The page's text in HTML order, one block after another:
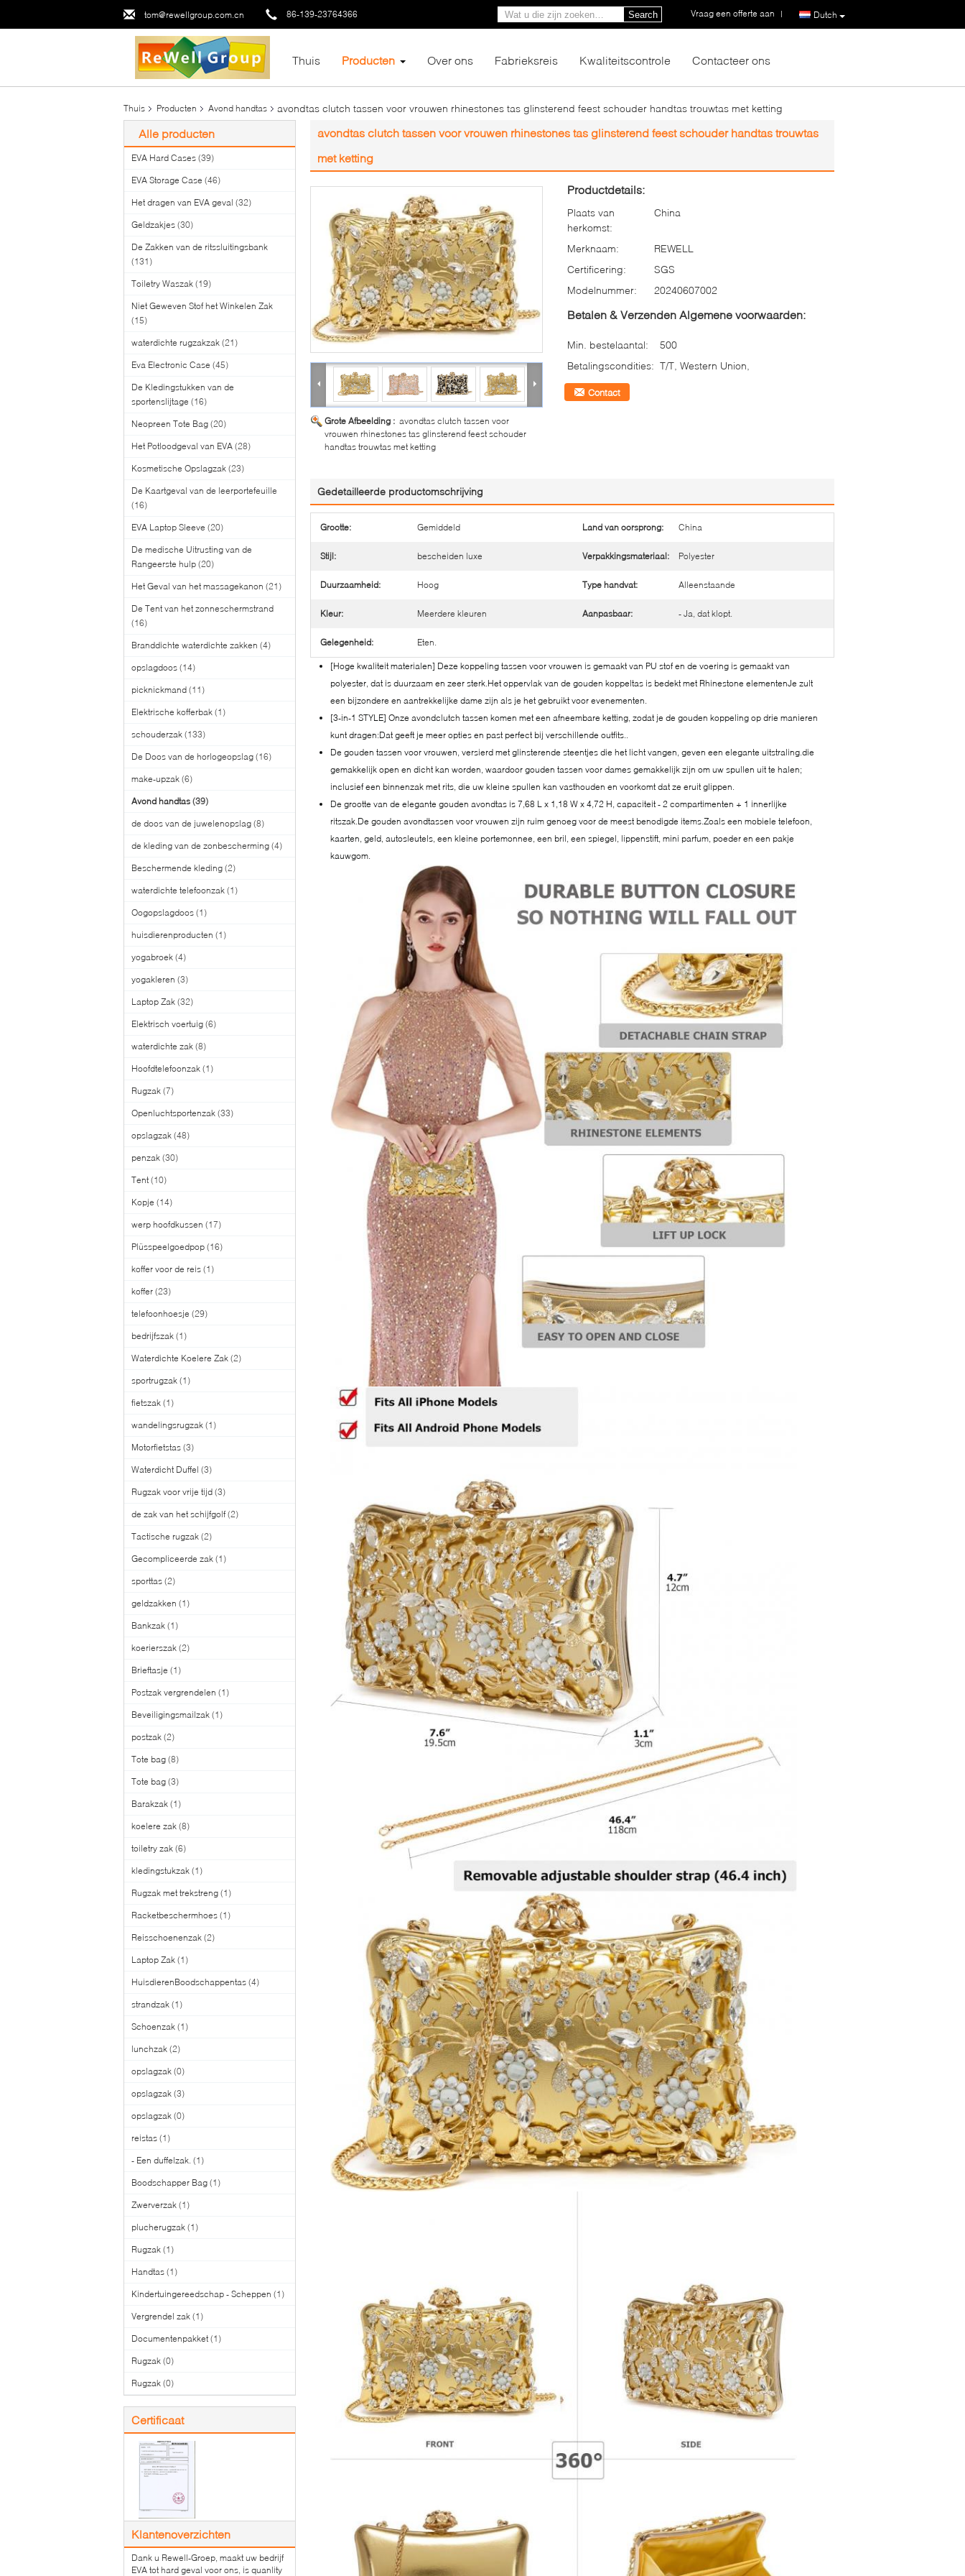
tom@rewellgroup.com.cn 86-139-23764366 Dutch
Vraag een offerte aan |
Search
Thuis Producten Over ons Fabrieksreis Kwaliteitscontrole Contacteer ons
Thuis Producten Avond handtas avondtas clutch tassen voor vrouwen rhinestones tas glinsterend feest schouder handtas trouwtas met ketting
Alle producten
EVA Hard Cases (39)
EVA Storage Case (46)
Het dragen van EVA geval (32)
Geldzakjes (30)
De Zakken van de ritssluitingsbank
(131)
Toiletry Waszak (19)
Niet Geweven Stof het Winkelen Zak
(15)
waterdichte rugzakzak (21)
Eva Electronic Case (45)
De Kledingstukken van de
sportenslijtage (16)
Neopreen Tote Bag (20)
Het Potloodgeval van EVA (28)
Kosmetische Opslagzak (23)
De Kaartgeval van de leerportefeuille
(16)
EVA Laptop Sleeve (20)
De medische Uitrusting van de
Rangeerste hulp (20)
Het Geval van het massagekanon (21)
De Tent van het zonneschermstrand
(16)
Branddichte waterdichte zakken (4)
opslagdoos (14)
picknickmand (11)
Elektrische kofferbak (1)
schouderzak (133)
De Doos van de horlogeopslag (16)
make-upzak (6)
Avond handtas (39)
de doos van de juwelenopslag (8)
de kleding van de zonbescherming (4)
Beschermende kleding (2)
waterdichte telefoonzak (1)
Oogopslagdoos (1)
huisdierenproducten (1)
yogabroek (4)
yogakleren (3)
Laptop Zak (32)
Elektrisch voertuig (6)
waterdichte zak (8)
Hoofdtelefoonzak (1)
Rugzak (7)
Openluchtsportenzak (33)
opslagzak (48)
penzak (30)
Tent (10)
Kopje (14)
werp hoofdkussen (17)
Plüsspeelgoedpop (16)
koffer voor de reis (1)
koffer (23)
telefoonhoesje (29)
bedrijfszak (1)
Waterdichte Koelere Zak (2)
sportrugzak (1)
fietszak (1)
wandelingsrugzak (1)
Motorfietstas (3)
Waterdicht Duffel (3)
Rugzak voor vrije tijd (3)
de zak van het schijfgolf (2)
Tactische rugzak (2)
Gecompliceerde zak (1)
sporttas (2)
geldzakken (1)
Bankzak (1)
koerierszak (2)
Brieftasje (1)
Postzak vergrendelen (1)
Beveiligingsmailzak (1)
postzak (2)
Tote bag (8)
Tote bag (3)
Barakzak (1)
koelere zak (8)
toiletry zak (6)
kledingstukzak (1)
Rugzak met trekstreng (1)
Racketbeschermhoes (1)
Reisschoenenzak (2)
Laptop Zak (1)
HuisdierenBoodschappentas (4)
strandzak (1)
Schoenzak (1)
lunchzak (2)
opslagzak (0)
opslagzak (3)
opslagzak (0)
reistas (1)
- Een duffelzak. (1)
Boodschapper Bag (1)
Zwerverzak (1)
plucherugzak (1)
Rugzak (1)
Handtas (1)
Kindertuingereedschap - Scheppen (1)
Vergrendel zak (1)
Documentenpakket (1)
Rugzak (0)
Rugzak (0)
Certificaat
Klantenoverzichten
Dank u Rewell-Groep, maakt uw bedrijf
EVA tot hard geval voor ons, is quanlity
avondtas clutch tassen voor vrouwen rhinestones tas glinsterend feest schouder handtas trouwtas
met ketting
Grote Afbeelding : avondtas clutch tassen voor
vrouwen rhinestones tas glinsterend feest schouder
handtas trouwtas met ketting
Productdetails:
Plaats van
herkomst:
China
Merknaam:
REWELL
Certificering:
SGS
Modelnummer:
20240607002
Betalen & Verzenden Algemene voorwaarden:
Min. bestelaantal:
500
Betalingscondities: T/T, Western Union,
Contact
Gedetailleerde productomschrijving
Grootte: Gemiddeld Land van oorsprong: China
Stijl: bescheiden luxe Verpakkingsmateriaal: Polyester
Duurzaamheid: Hoog Type handvat: Alleenstaande
Kleur: Meerdere kleuren Aanpasbaar: - Ja, dat klopt.
Gelegenheid: Eten.
[Hoge kwaliteit materialen] Deze koppeling tassen voor vrouwen is gemaakt van PU stof en de voering is gemaakt van
polyester, dat is duurzaam en zeer sterk.Het oppervlak van de gouden koppeltas is bedekt met Rhinestone elementenJe zult
een bijzondere en aantrekkelijke dame zijn als je het gebruikt voor evenementen.
[3-in-1 STYLE] Onze avondclutch tassen komen met een afneembare ketting, zodat je de gouden koppeling op drie manieren
kunt dragen:Dat geeft je meer opties en past perfect bij verschillende outfits..
De gouden tassen voor vrouwen, versierd met glinsterende steentjes die het licht vangen, geven een elegante uitstraling.die
gemakkelijk open en dicht kan worden, waardoor gouden tassen voor dames gemakkelijk zijn om uw spullen uit te halen;
inclusief een binnenzak met rits, die uw kleine spullen kan vasthouden en voorkomt dat ze eruit glippen.
De grootte van de elegante gouden avondtas is 7,68 L x 1,18 W x 4,72 H, capaciteit - 2 compartimenten + 1 innerlijke
ritszak.De gouden avondtassen voor vrouwen zijn ruim genoeg voor de meest benodigde items.Zoals een mobiele telefoon,
kaarten, geld, autosleutels, een kleine portemonnee, een bril, een spiegel, lippenstift, mini parfum, poeder en een pakje
kauwgom.